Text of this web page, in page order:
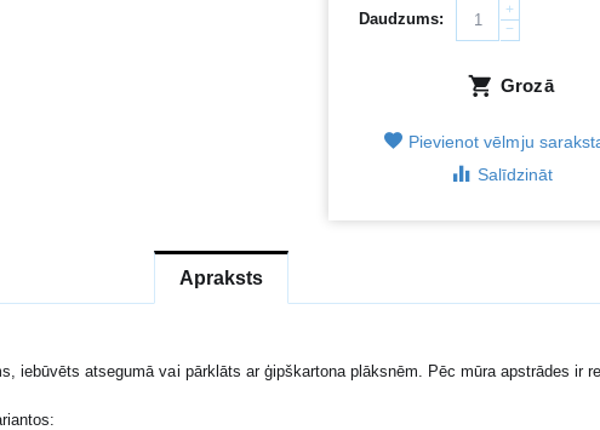
Daudzums:
+
−
Grozā
Pievienot vēlmju
Salīdzināt
Apraksts
iebūvēts atsegumā vai pārklāts ar ģipškartona plāksnēm. Pēc mūra apstrādes ir